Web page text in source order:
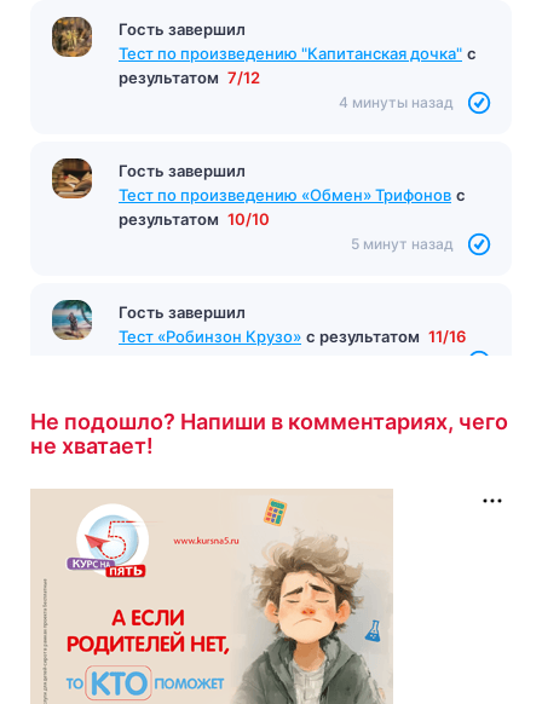
Гость завершил
Тест «Ионыч» с результатом 10/10
Тест по произведению "Капитанская дочка"
результатом 7/12
Тест по произведению «Обмен» Трифонов
результатом 10/10
Не подошло? Напиши в комментариях, чего
не хватает!